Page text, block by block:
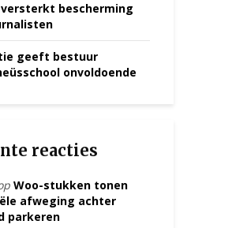
versterkt bescherming
geeft bestuur
onvoldoende
reacties
Woo-stukken tonen
afweging achter
parkeren